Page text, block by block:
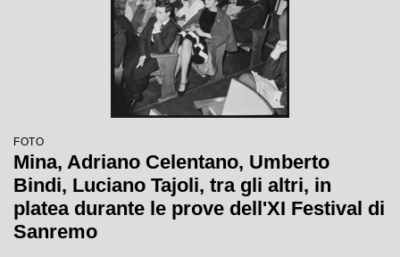
FOTO
Mina, Adriano Celentano, Umberto
Bindi, Luciano Tajoli, tra gli altri, in
platea durante le prove dell'XI Festival di
Sanremo